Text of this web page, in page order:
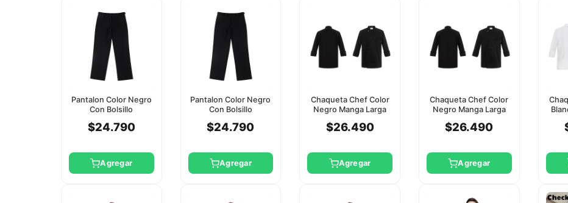
Pantalon Color Negro
Con Bolsillo
$24.790
Agregar
Pantalon Color Negro
Con Bolsillo
$24.790
Agregar
Chaqueta Chef Color
Negro Manga Larga
$26.490
Agregar
Chaqueta Chef Color
Negro Manga Larga
$26.490
Agregar